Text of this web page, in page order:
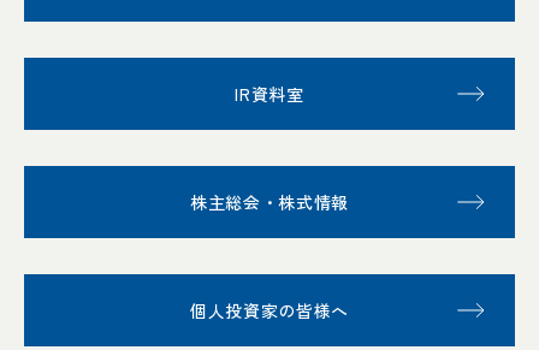
IR資料室
株主総会・株式情報
個人投資家の皆様へ